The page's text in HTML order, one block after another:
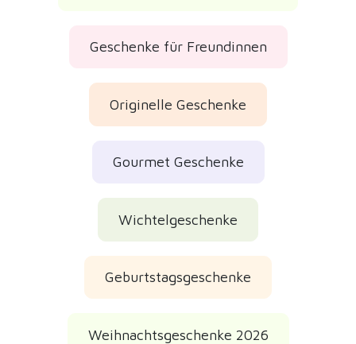
Geschenke für Freundinnen
Originelle Geschenke
Gourmet Geschenke
Wichtelgeschenke
Geburtstagsgeschenke
Weihnachtsgeschenke 2026